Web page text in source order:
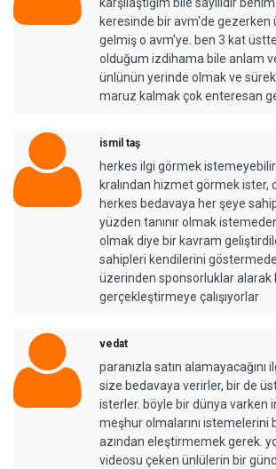
karşılaştığım bile sayılıdır
keresinde bir avm'de gezerken
gelmiş o avm'ye. ben 3 kat
olduğum izdihama bile anlam
ünlünün yerinde olmak ve
maruz kalmak çok enteresan
ismil taş
herkes ilgi görmek
kralından hizmet görmek ister,
herkes bedavaya her şeye
yüzden tanınır olmak
olmak diye bir kavram
sahipleri kendilerini
üzerinden sponsorluklar alarak
gerçekleştirmeye çalışıyorlar
vedat
paranızla satın alamayacağını
size bedavaya verirler, bir de
isterler. böyle bir dünya varken
meşhur olmalarını istemelerini
azından eleştirmemek gerek.
videosu çeken ünlülerin bir